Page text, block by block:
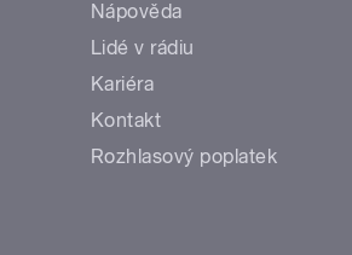
Nápověda
Lidé v rádiu
Kariéra
Kontakt
Rozhlasový poplatek